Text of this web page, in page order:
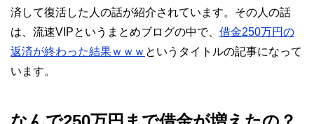
済して復活した人の話が紹介されています。その人の話
は、流速VIPというまとめブログの中で、 借金250万円の
返済が終わった結果ｗｗｗ というタイトルの記事になって
います。